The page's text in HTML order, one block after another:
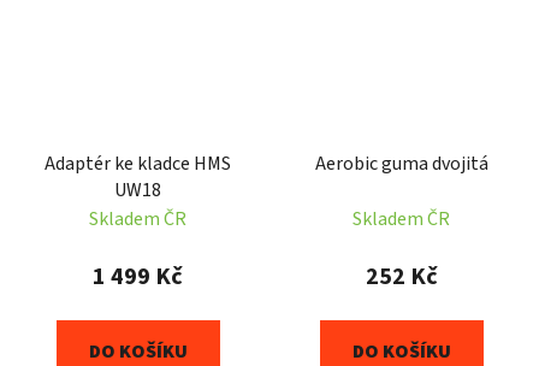
Adaptér ke kladce HMS
UW18
Skladem ČR
1 499 Kč
DO KOŠÍKU
Aerobic guma dvojitá
Skladem ČR
252 Kč
DO KOŠÍKU